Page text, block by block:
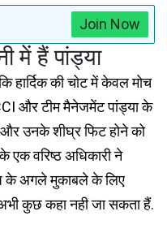
Join Now
में हैं पांड्या
हार्दिक की चोट में केवल मोच
और टीम मैनेजमेंट पांड्या के
उनके शीघ्र फिट होने को
एक वरिष्ठ अधिकारी ने
के अगले मुकाबले के लिए
कुछ कहा नही जा सकता हैं.